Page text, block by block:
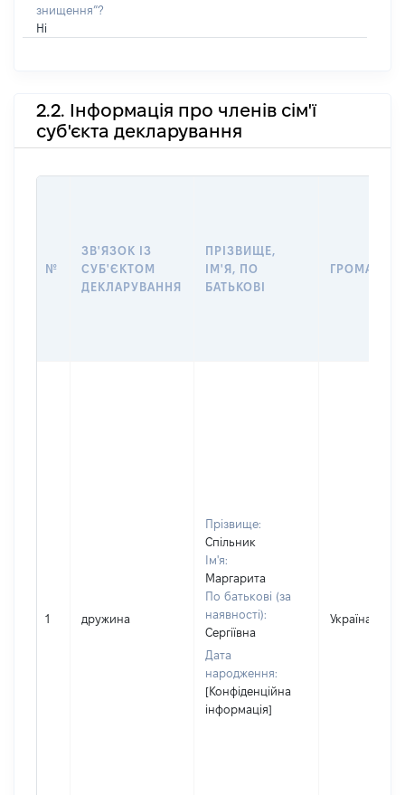
знищення”?
Ні
2.2. Інформація про членів сім'ї
суб'єкта декларування
№
ЗВ'ЯЗОК ІЗ
СУБ'ЄКТОМ
ДЕКЛАРУВАННЯ
ПРІЗВИЩЕ,
ІМ'Я, ПО
БАТЬКОВІ
1 дружина
Прізвище:
Спільник
Ім'я:
Маргарита
По батькові (за
наявності):
Сергіївна
Дата
народження:
[Конфіденційна
інформація]
Україна